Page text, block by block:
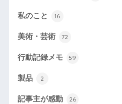
私のこと 16
美術・芸術 72
行動記録メモ 59
製品 2
記事主が感動 26